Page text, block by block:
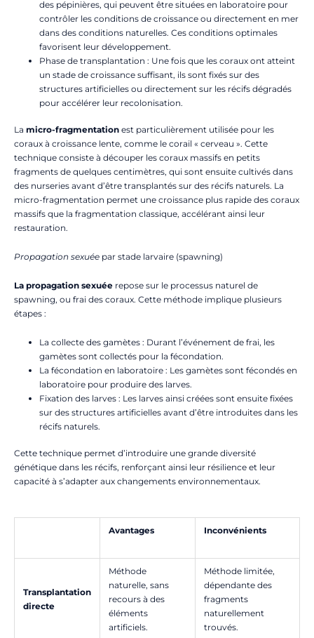
des pépinières, qui peuvent être situées en laboratoire pour
contrôler les conditions de croissance ou directement en mer
dans des conditions naturelles. Ces conditions optimales
favorisent leur développement.
Phase de transplantation : Une fois que les coraux ont atteint
un stade de croissance suffisant, ils sont fixés sur des
structures artificielles ou directement sur les récifs dégradés
pour accélérer leur recolonisation.
La micro-fragmentation est particulièrement utilisée pour les
coraux à croissance lente, comme le corail « cerveau ». Cette
technique consiste à découper les coraux massifs en petits
fragments de quelques centimètres, qui sont ensuite cultivés dans
des nurseries avant d’être transplantés sur des récifs naturels. La
micro-fragmentation permet une croissance plus rapide des coraux
massifs que la fragmentation classique, accélérant ainsi leur
restauration.
Propagation sexuée par stade larvaire (spawning)
La propagation sexuée repose sur le processus naturel de
spawning, ou frai des coraux. Cette méthode implique plusieurs
étapes :
La collecte des gamètes : Durant l’événement de frai, les
gamètes sont collectés pour la fécondation.
La fécondation en laboratoire : Les gamètes sont fécondés en
laboratoire pour produire des larves.
Fixation des larves : Les larves ainsi créées sont ensuite fixées
sur des structures artificielles avant d’être introduites dans les
récifs naturels.
Cette technique permet d’introduire une grande diversité
génétique dans les récifs, renforçant ainsi leur résilience et leur
capacité à s’adapter aux changements environnementaux.
Avantages Inconvénients
Transplantation
directe
Méthode
naturelle, sans
recours à des
éléments
artificiels.
Méthode limitée,
dépendante des
fragments
naturellement
trouvés.